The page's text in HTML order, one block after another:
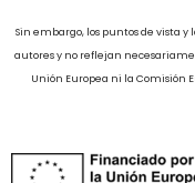
Sin embargo, los puntos de vista
autores y no reflejan
Unión Europea ni la Comisión